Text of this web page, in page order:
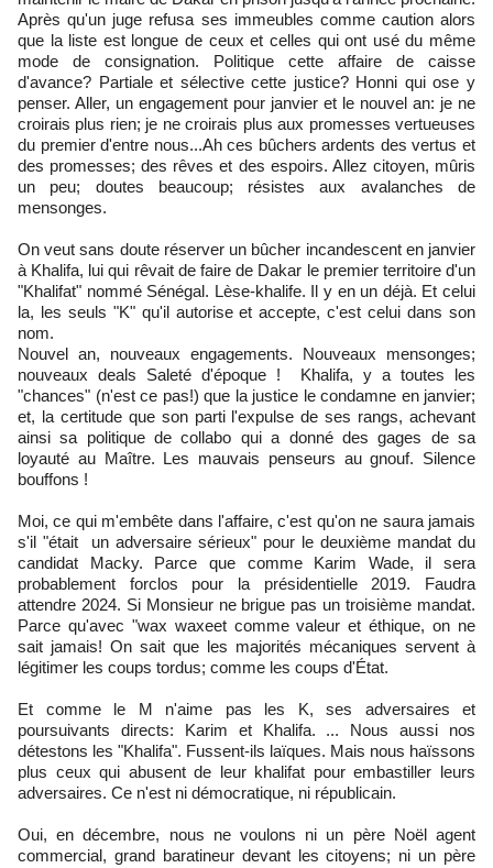
Après qu'un juge refusa ses immeubles comme caution alors
que la liste est longue de ceux et celles qui ont usé du même
mode de consignation. Politique cette affaire de caisse
d'avance? Partiale et sélective cette justice? Honni qui ose y
penser. Aller, un engagement pour janvier et le nouvel an: je ne
croirais plus rien; je ne croirais plus aux promesses vertueuses
du premier d'entre nous...Ah ces bûchers ardents des vertus et
des promesses; des rêves et des espoirs. Allez citoyen, mûris
un peu; doutes beaucoup; résistes aux avalanches de
mensonges.
On veut sans doute réserver un bûcher incandescent en janvier
à Khalifa, lui qui rêvait de faire de Dakar le premier territoire d'un
"Khalifat" nommé Sénégal. Lèse-khalife. Il y en un déjà. Et celui
la, les seuls "K" qu'il autorise et accepte, c'est celui dans son
nom.
Nouvel an, nouveaux engagements. Nouveaux mensonges;
nouveaux deals Saleté d'époque ! Khalifa, y a toutes les
"chances" (n'est ce pas!) que la justice le condamne en janvier;
et, la certitude que son parti l'expulse de ses rangs, achevant
ainsi sa politique de collabo qui a donné des gages de sa
loyauté au Maître. Les mauvais penseurs au gnouf. Silence
bouffons !
Moi, ce qui m'embête dans l'affaire, c'est qu'on ne saura jamais
s'il "était un adversaire sérieux" pour le deuxième mandat du
candidat Macky. Parce que comme Karim Wade, il sera
probablement forclos pour la présidentielle 2019. Faudra
attendre 2024. Si Monsieur ne brigue pas un troisième mandat.
Parce qu'avec "wax waxeet comme valeur et éthique, on ne
sait jamais! On sait que les majorités mécaniques servent à
légitimer les coups tordus; comme les coups d'État.
Et comme le M n'aime pas les K, ses adversaires et
poursuivants directs: Karim et Khalifa. ... Nous aussi nos
détestons les "Khalifa". Fussent-ils laïques. Mais nous haïssons
plus ceux qui abusent de leur khalifat pour embastiller leurs
adversaires. Ce n'est ni démocratique, ni républicain.
Oui, en décembre, nous ne voulons ni un père Noël agent
commercial, grand baratineur devant les citoyens; ni un père